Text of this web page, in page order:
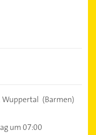
(Barmen)
um 07:00